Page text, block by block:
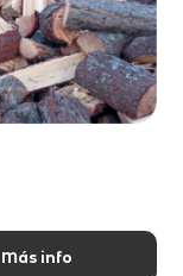
Más info